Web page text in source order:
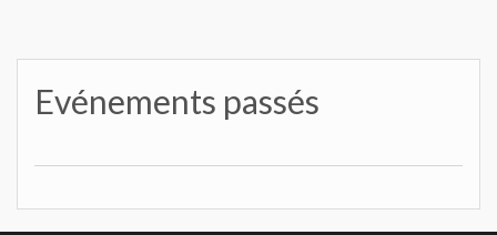
Evénements passés